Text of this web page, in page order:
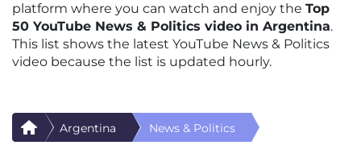
platform where you can watch and enjoy the Top
50 YouTube News & Politics video in Argentina.
This list shows the latest YouTube News & Politics
video because the list is updated hourly.
Argentina News & Politics